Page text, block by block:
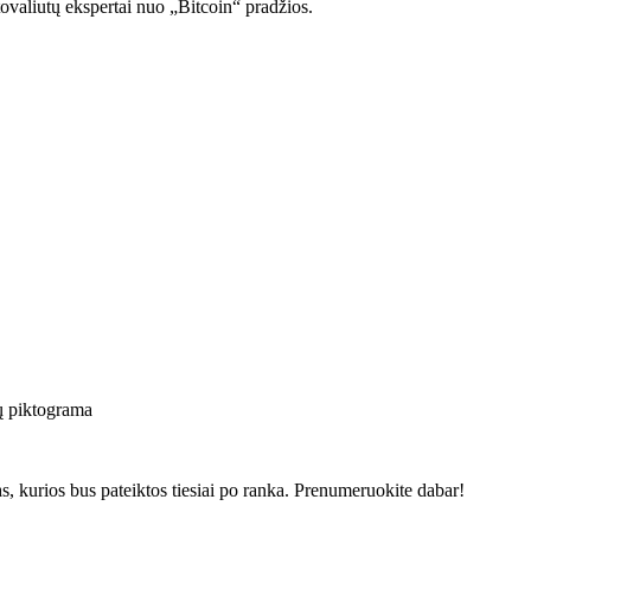
ekspertai nuo „Bitcoin“ pradžios.
kurios bus pateiktos tiesiai po ranka. Prenumeruokite dabar!